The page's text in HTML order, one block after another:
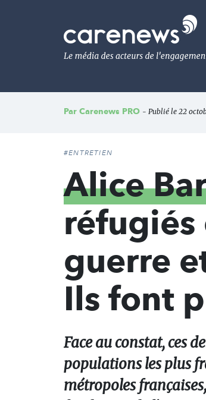
Le
média
de
l'engagement
Par Carenews PRO - Publié le 22
#ENTRETIEN
Alice
guerre
Ils font
Face au constat, ces
populations les plus
métropoles